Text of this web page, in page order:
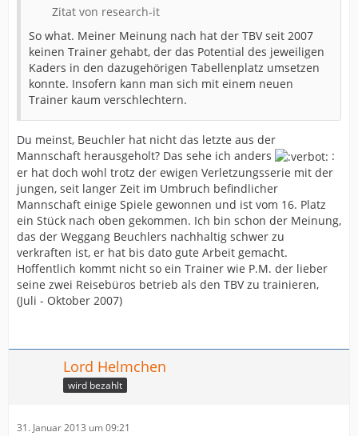
Zitat von research-it
So what. Meiner Meinung nach hat der TBV seit 2007
keinen Trainer gehabt, der das Potential des jeweiligen
Kaders in den dazugehörigen Tabellenplatz umsetzen
konnte. Insofern kann man sich mit einem neuen
Trainer kaum verschlechtern.
Du meinst, Beuchler hat nicht das letzte aus der
Mannschaft herausgeholt? Das sehe ich anders
:
er hat doch wohl trotz der ewigen Verletzungsserie mit der
jungen, seit langer Zeit im Umbruch befindlicher
Mannschaft einige Spiele gewonnen und ist vom 16. Platz
ein Stück nach oben gekommen. Ich bin schon der Meinung,
das der Weggang Beuchlers nachhaltig schwer zu
verkraften ist, er hat bis dato gute Arbeit gemacht.
Hoffentlich kommt nicht so ein Trainer wie P.M. der lieber
seine zwei Reisebüros betrieb als den TBV zu trainieren,
(Juli - Oktober 2007)
Lord Helmchen
wird bezahlt
31. Januar 2013 um 09:21